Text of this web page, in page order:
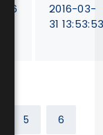
16
2016-03-
31
5 6